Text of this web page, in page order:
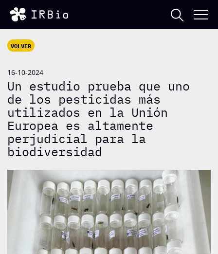
VOLVER
16-10-2024
Un estudio prueba que uno
de los pesticidas más
utilizados en la Unión
Europea es altamente
perjudicial para la
biodiversidad